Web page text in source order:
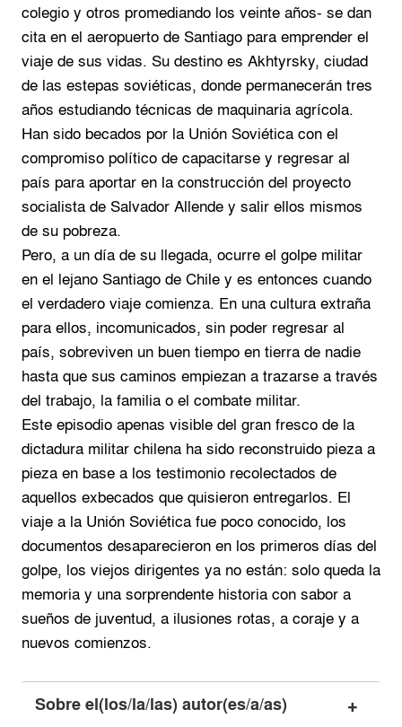
colegio y otros promediando los veinte años- se dan
cita en el aeropuerto de Santiago para emprender el
viaje de sus vidas. Su destino es Akhtyrsky, ciudad
de las estepas soviéticas, donde permanecerán tres
años estudiando técnicas de maquinaria agrícola.
Han sido becados por la Unión Soviética con el
compromiso político de capacitarse y regresar al
país para aportar en la construcción del proyecto
socialista de Salvador Allende y salir ellos mismos
de su pobreza.
Pero, a un día de su llegada, ocurre el golpe militar
en el lejano Santiago de Chile y es entonces cuando
el verdadero viaje comienza. En una cultura extraña
para ellos, incomunicados, sin poder regresar al
país, sobreviven un buen tiempo en tierra de nadie
hasta que sus caminos empiezan a trazarse a través
del trabajo, la familia o el combate militar.
Este episodio apenas visible del gran fresco de la
dictadura militar chilena ha sido reconstruido pieza a
pieza en base a los testimonio recolectados de
aquellos exbecados que quisieron entregarlos. El
viaje a la Unión Soviética fue poco conocido, los
documentos desaparecieron en los primeros días del
golpe, los viejos dirigentes ya no están: solo queda la
memoria y una sorprendente historia con sabor a
sueños de juventud, a ilusiones rotas, a coraje y a
nuevos comienzos.
Sobre el(los/la/las) autor(es/a/as)